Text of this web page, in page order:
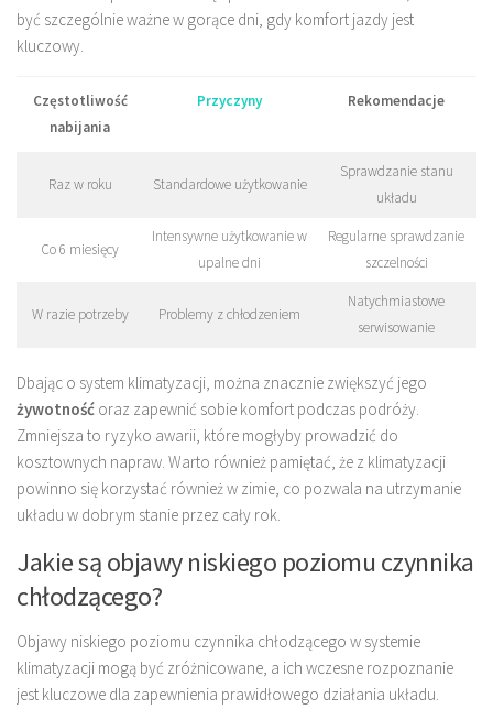
być szczególnie ważne w gorące dni, gdy komfort jazdy jest
kluczowy.
Częstotliwość
nabijania
Przyczyny Rekomendacje
Raz w roku Standardowe użytkowanie
Sprawdzanie stanu
układu
Co 6 miesięcy
Intensywne użytkowanie w
upalne dni
Regularne sprawdzanie
szczelności
W razie potrzeby Problemy z chłodzeniem
Natychmiastowe
serwisowanie
Dbając o system klimatyzacji, można znacznie zwiększyć jego
żywotność oraz zapewnić sobie komfort podczas podróży.
Zmniejsza to ryzyko awarii, które mogłyby prowadzić do
kosztownych napraw. Warto również pamiętać, że z klimatyzacji
powinno się korzystać również w zimie, co pozwala na utrzymanie
układu w dobrym stanie przez cały rok.
Jakie są objawy niskiego poziomu czynnika
chłodzącego?
Objawy niskiego poziomu czynnika chłodzącego w systemie
klimatyzacji mogą być zróżnicowane, a ich wczesne rozpoznanie
jest kluczowe dla zapewnienia prawidłowego działania układu.